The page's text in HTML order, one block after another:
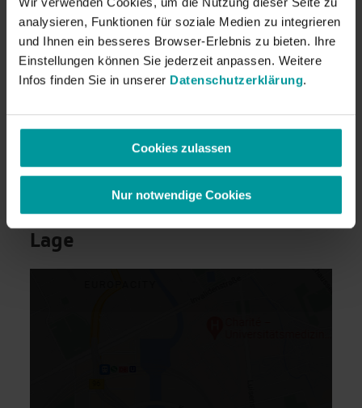
analysieren, Funktionen für soziale Medien zu integrieren
und Ihnen ein besseres Browser-Erlebnis zu bieten. Ihre
Einstellungen können Sie jederzeit anpassen. Weitere
Infos finden Sie in unserer Datenschutzerklärung.
Cookies zulassen
Nur notwendige Cookies
München
Stuttgart
| Top-Reiseziele für
Klassenfahrten
Amsterdam
welcher der drei Herbergen Sie untergebracht werden.
Alle drei Herbergen befinden sich in unmittelbarer Nähe
voneinander.
Check-in- & Check-out-Zeiten
Check-Out bis 12:00 Uhr
Lage